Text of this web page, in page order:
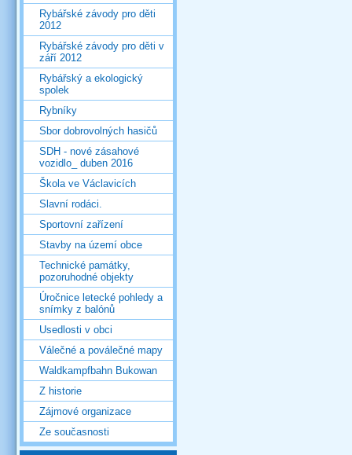
Rybářské závody pro děti
2012
Rybářské závody pro děti v
září 2012
Rybářský a ekologický
spolek
Rybníky
Sbor dobrovolných hasičů
SDH - nové zásahové
vozidlo_ duben 2016
Škola ve Václavicích
Slavní rodáci.
Sportovní zařízení
Stavby na území obce
Technické památky,
pozoruhodné objekty
Úročnice letecké pohledy a
snímky z balónů
Usedlosti v obci
Válečné a poválečné mapy
Waldkampfbahn Bukowan
Z historie
Zájmové organizace
Ze současnosti